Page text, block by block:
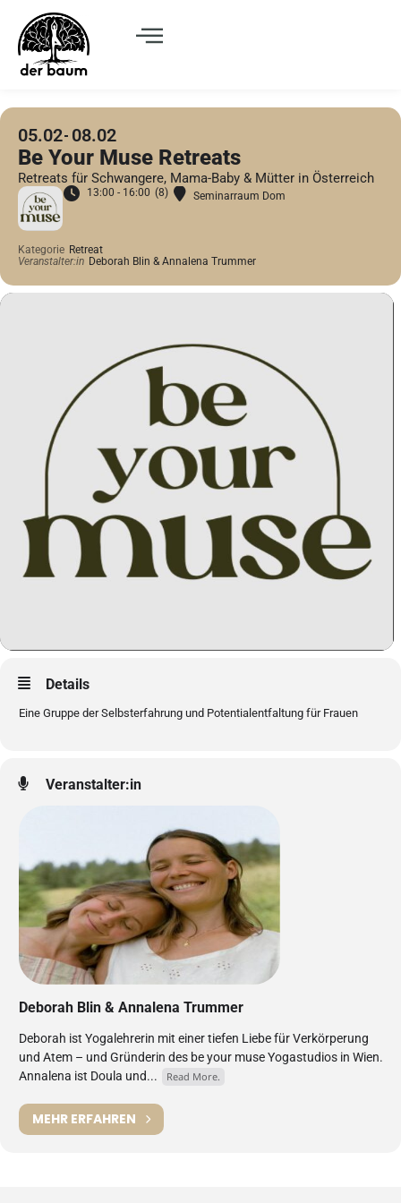
05.02 08.02
Be Your Muse Retreats
Retreats für Schwangere, Mama-Baby & Mütter in Österreich
13:00 - 16:00 (8) Seminarraum Dom
Kategorie Retreat
Veranstalter:in Deborah Blin & Annalena Trummer
Details
Eine Gruppe der Selbsterfahrung und Potentialentfaltung für Frauen
Veranstalter:in
Deborah Blin & Annalena Trummer
Deborah ist Yogalehrerin mit einer tiefen Liebe für Verkörperung
und Atem – und Gründerin des be your muse Yogastudios in Wien.
Annalena ist Doula und...
Read More.
MEHR ERFAHREN